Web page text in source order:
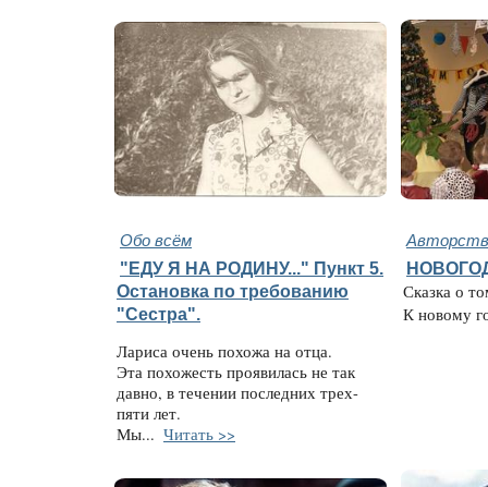
Обо всём
"ЕДУ Я НА РОДИНУ..." Пункт 5.
Остановка по требованию
"Сестра".
Лариса очень похожа на отца.
Эта похожесть проявилась не так
давно, в течении последних трех-
пяти лет.
Мы... Читать >>
Сказка о
К новому